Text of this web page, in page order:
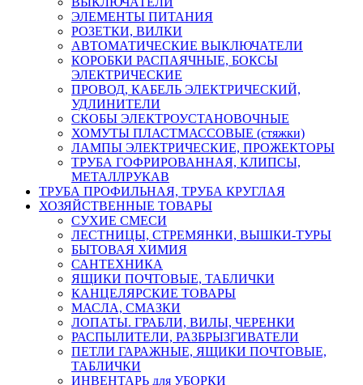
ЭЛЕМЕНТЫ ПИТАНИЯ
РОЗЕТКИ, ВИЛКИ
АВТОМАТИЧЕСКИЕ ВЫКЛЮЧАТЕЛИ
КОРОБКИ РАСПАЯЧНЫЕ, БОКСЫ
ЭЛЕКТРИЧЕСКИЕ
ПРОВОД, КАБЕЛЬ ЭЛЕКТРИЧЕСКИЙ,
УДЛИНИТЕЛИ
СКОБЫ ЭЛЕКТРОУСТАНОВОЧНЫЕ
ХОМУТЫ ПЛАСТМАССОВЫЕ (стяжки)
ЛАМПЫ ЭЛЕКТРИЧЕСКИЕ, ПРОЖЕКТОРЫ
ТРУБА ГОФРИРОВАННАЯ, КЛИПСЫ,
МЕТАЛЛРУКАВ
ТРУБА ПРОФИЛЬНАЯ, ТРУБА КРУГЛАЯ
ХОЗЯЙСТВЕННЫЕ ТОВАРЫ
СУХИЕ СМЕСИ
ЛЕСТНИЦЫ, СТРЕМЯНКИ, ВЫШКИ-ТУРЫ
БЫТОВАЯ ХИМИЯ
САНТЕХНИКА
ЯЩИКИ ПОЧТОВЫЕ, ТАБЛИЧКИ
КАНЦЕЛЯРСКИЕ ТОВАРЫ
МАСЛА, СМАЗКИ
ЛОПАТЫ. ГРАБЛИ, ВИЛЫ, ЧЕРЕНКИ
РАСПЫЛИТЕЛИ, РАЗБРЫЗГИВАТЕЛИ
ПЕТЛИ ГАРАЖНЫЕ, ЯЩИКИ ПОЧТОВЫЕ,
ТАБЛИЧКИ
ИНВЕНТАРЬ для УБОРКИ